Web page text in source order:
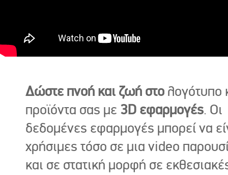
Δώστε πνοή και ζωή στο λογότυπο
προϊόντα σας με 3D εφαρμογές. Οι
δεδομένες εφαρμογές μπορεί να
χρήσιμες τόσο σε μια video
και σε στατική μορφή σε